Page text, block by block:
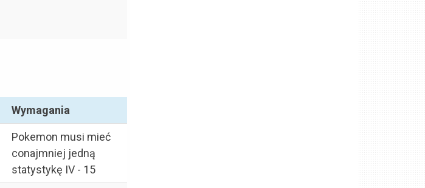
Wymagania
Pokemon musi mieć
conajmniej jedną
statystykę IV - 15